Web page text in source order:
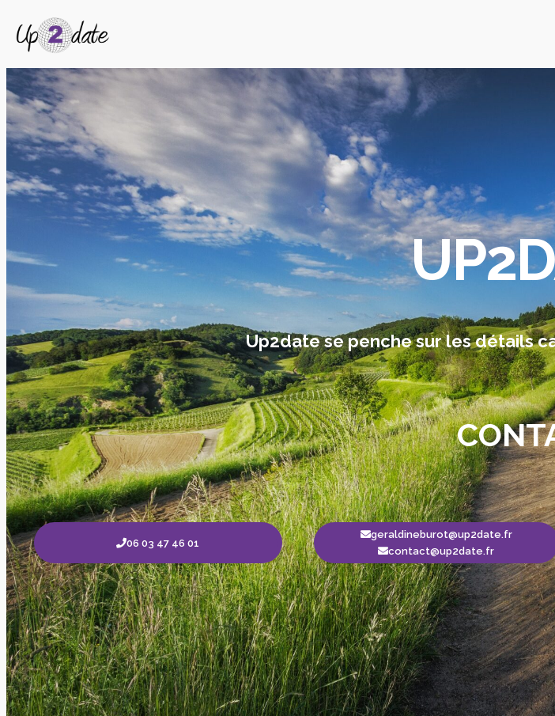
Up2date se penche sur les détails
06 03 47 46 01
geraldineburot@up2date.fr
contact@up2date.fr